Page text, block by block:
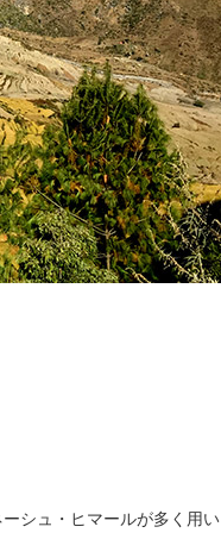
シュ・ヒマールが多く用